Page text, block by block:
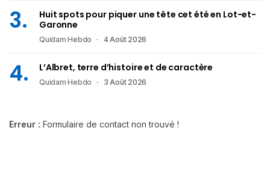
Huit spots pour piquer une tête cet été en Lot-et-
Garonne
Quidam Hebdo 4 Août 2026
L’Albret, terre d’histoire et de caractère
Quidam Hebdo 3 Août 2026
Erreur : Formulaire de contact non trouvé !